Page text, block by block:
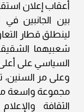
بين الجانبين في
لينطلق قطار
شعبيهما
السياسي على
وعلى مر السنين،
مجموعة واسعة من
الثقافة والإعلام